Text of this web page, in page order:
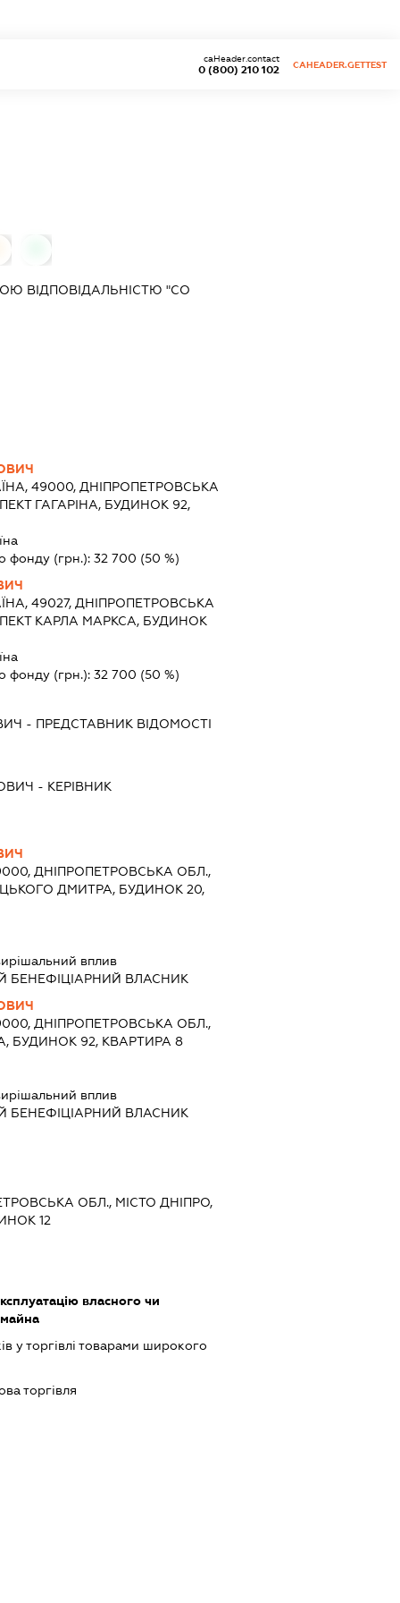
0 (800) 210 102
caHeader.contact
CAHEADER.GETTEST
ВІДПОВІДАЛЬНІСТЮ "СО
49000, ДНІПРОПЕТРОВСЬКА
ГАГАРІНА, БУДИНОК 92,
фонду (грн.): 32 700 (50 %)
49027, ДНІПРОПЕТРОВСЬКА
КАРЛА МАРКСА, БУДИНОК
фонду (грн.): 32 700 (50 %)
- ПРЕДСТАВНИК ВІДОМОСТІ
- КЕРІВНИК
ДНІПРОПЕТРОВСЬКА ОБЛ.,
ДМИТРА, БУДИНОК 20,
вплив
БЕНЕФІЦІАРНИЙ ВЛАСНИК
ДНІПРОПЕТРОВСЬКА ОБЛ.,
БУДИНОК 92, КВАРТИРА 8
вплив
БЕНЕФІЦІАРНИЙ ВЛАСНИК
ОБЛ., МІСТО ДНІПРО,
12
власного чи
у торгівлі товарами широкого
торгівля